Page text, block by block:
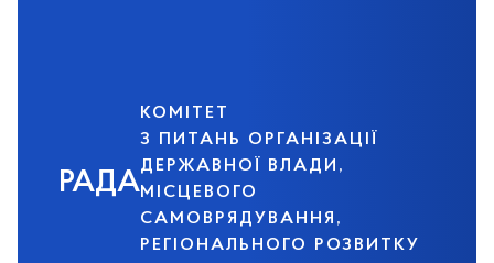
РАДА
КОМІТЕТ
З ПИТАНЬ ОРГАНІЗАЦІЇ
ДЕРЖАВНОЇ ВЛАДИ,
МІСЦЕВОГО
САМОВРЯДУВАННЯ,
РЕГІОНАЛЬНОГО РОЗВИТКУ